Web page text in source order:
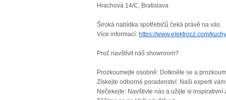
Hrachová 14/C, Bratislava
Široká nabídka spotřebičů čeká právě na vás.
Více informací: https://www.elektrocz.com/
Proč navštívit náš showroom?
Prozkoumejte osobně: Dotkněte se a
Získejte odborné poradenství: Naši experti
Nečekejte: Navštivte nás a užijte si inspirativní